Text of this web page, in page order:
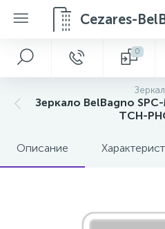
Cezares-
0
Зеркало BelBagno
TCH-
Описание